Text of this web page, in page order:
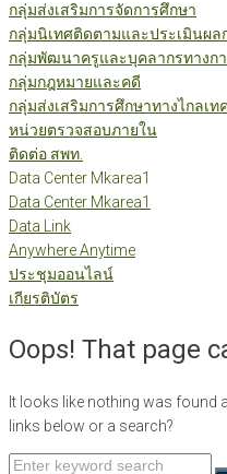
กลุ่มส่งเสริมการจัดการศึกษา
กลุ่มนิเทศติดตามและประเมินผล
กลุ่มพัฒนาครูและบุคลากรทางก
กลุ่มกฎหมายและคดี
กลุ่มส่งเสริมการศึกษาทางไกลเ
หน่วยตรวจสอบภายใน
ติดต่อ สพท.
Data Center Mkarea1
Data Center Mkarea1
Data Link
Anywhere Anytime
ประชุมออนไลน์
เกียรติบัตร
Oops! That page
It looks like nothing was found
links below or a search?
Search